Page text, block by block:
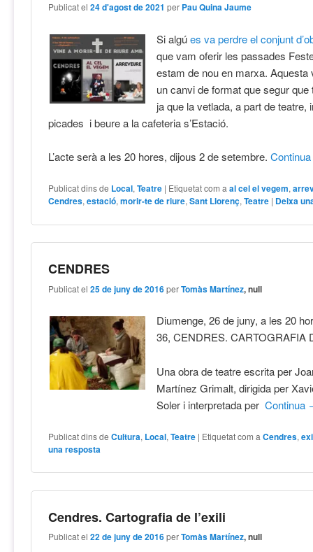
Publicat el24 d'agost de 2021 per Pau Quina Jaume
Si algúes va perdre el conjunt
que vam oferir les passades
estam de nou en marxa. Aquesta
un canvi de format que segur
ja que la vetlada, a part de teatre,
picades i beure a la cafeteria s’Estació.
L’acte serà a les 20 hores, dijous 2 de setembre.
Publicat dins de Local,Teatre | Etiquetat com a al cel el vegem,
Cendres,estació,morir-te de riure,Sant Llorenç,Teatre | Deixa
CENDRES
Publicat el25 de juny de 2016 perTomàs Martínez, null
Diumenge, 26 de juny, a les 20
36, CENDRES. CARTOGRAFIA
Una obra de teatre escrita per
Martínez Grimalt, dirigida per
Soler i interpretada perContinua
Publicat dins de Cultura, Local,Teatre | Etiquetat com a Cendres,
una resposta
Cendres. Cartografia de l’exili
Publicat el22 de juny de 2016 perTomàs Martínez, null